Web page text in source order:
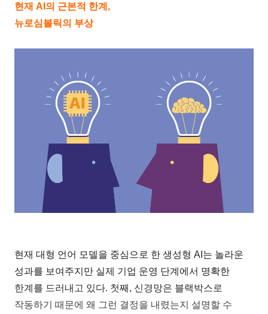
현재 AI의 근본적 한계,
뉴로심볼릭의 부상
현재 대형 언어 모델을 중심으로 한 생성형 AI는 놀라운
성과를 보여주지만 실제 기업 운영 단계에서 명확한
한계를 드러내고 있다. 첫째, 신경망은 블랙박스로
작동하기 때문에 왜 그런 결정을 내렸는지 설명할 수